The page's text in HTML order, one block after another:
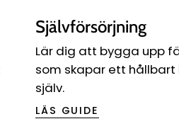
Självförsörjning
Lär dig att bygga upp
som skapar ett hållbart
själv.
LÄS GUIDE